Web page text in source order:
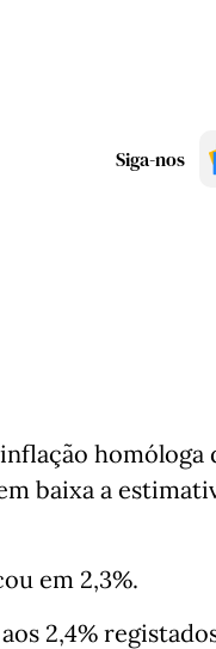
Siga-nos
homóloga
baixa a
em 2,3%.
2,4%